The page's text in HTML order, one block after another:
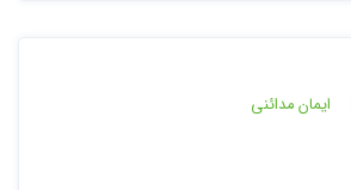
ایمان مدائنی